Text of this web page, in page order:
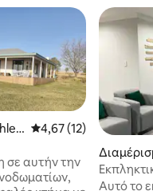
Μέση βαθμολογία:
4,67 (12)
σε αυτήν την
ahleni
Αυτό το